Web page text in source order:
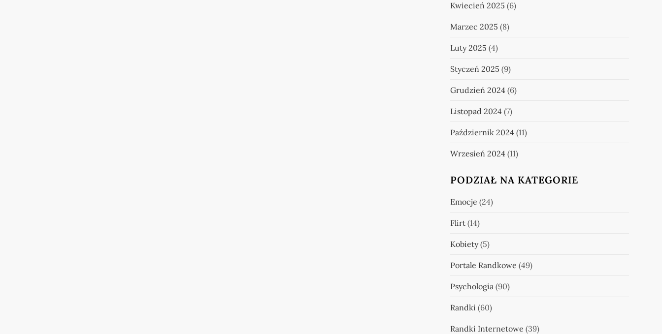
Kwiecień 2025 (6)
Marzec 2025 (8)
Luty 2025 (4)
Styczeń 2025 (9)
Grudzień 2024(6)
Listopad 2024(7)
Październik 2024(11)
Wrzesień 2024(11)
PODZIAŁ NA KATEGORIE
Emocje (24)
Flirt(14)
Kobiety(5)
Portale Randkowe (49)
Psychologia(90)
Randki (60)
Randki Internetowe (39)